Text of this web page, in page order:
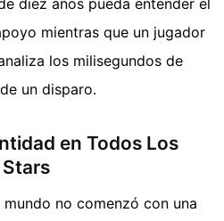
diez años pueda entender el
mientras que un jugador
los milisegundos de
un disparo.
en Todos Los
no comenzó con una